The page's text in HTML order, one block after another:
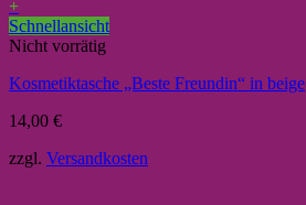
+
Schnellansicht
Nicht vorrätig
Kosmetiktasche „Beste Freundin“ in beige
14,00 €
zzgl. Versandkosten